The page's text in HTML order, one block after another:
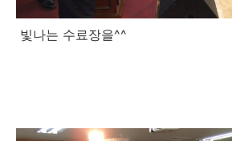
빛나는 수료장을^^